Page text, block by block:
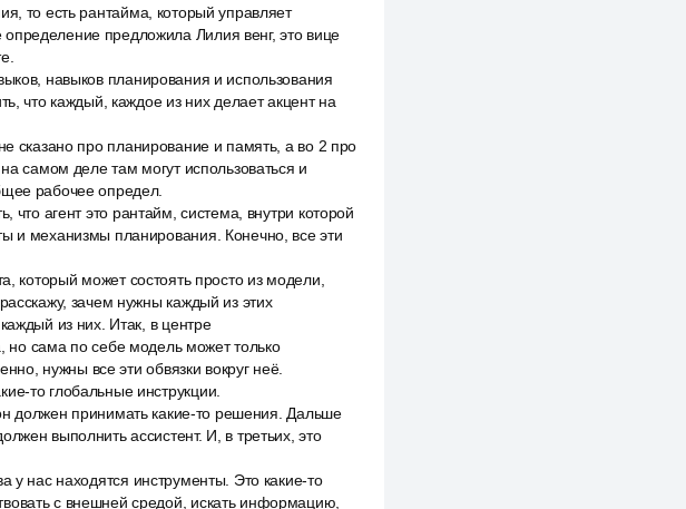
то есть рантайма, который управляет
предложила Лилия венг, это вице
навыков планирования и использования
что каждый, каждое из них делает акцент на
сказано про планирование и память, а во 2 про
самом деле там могут использоваться и
рабочее определ.
агент это рантайм, система, внутри которой
и механизмы планирования. Конечно, все эти
который может состоять просто из модели,
зачем нужны каждый из этих
из них. Итак, в центре
но сама по себе модель может только
нужны все эти обвязки вокруг неё.
то глобальные инструкции.
должен принимать какие-то решения. Дальше
выполнить ассистент. И, в третьих, это
у нас находятся инструменты. Это какие-то
с внешней средой, искать информацию,